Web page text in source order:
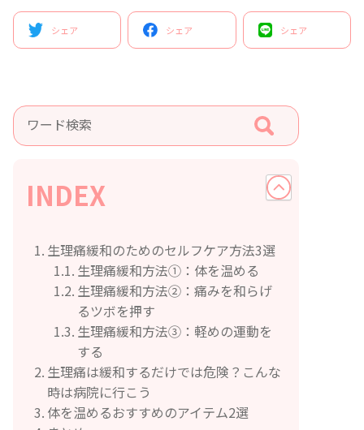
シェア シェア シェア
INDEX
生理痛緩和のためのセルフケア方法3選
生理痛緩和方法①：体を温める
生理痛緩和方法②：痛みを和らげ
るツボを押す
生理痛緩和方法③：軽めの運動を
する
生理痛は緩和するだけでは危険？こんな
時は病院に行こう
体を温めるおすすめのアイテム2選